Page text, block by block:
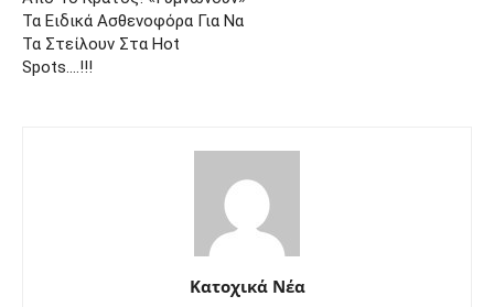
Τα Ειδικά Ασθενοφόρα Για Να
Τα Στείλουν Στα Hot
Spots….!!!
Κατοχικά Νέα